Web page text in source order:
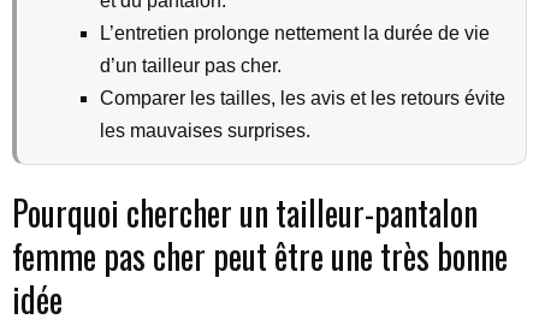
L’entretien prolonge nettement la durée de vie
d’un tailleur pas cher.
Comparer les tailles, les avis et les retours évite
les mauvaises surprises.
Pourquoi chercher un tailleur-pantalon
femme pas cher peut être une très bonne
idée